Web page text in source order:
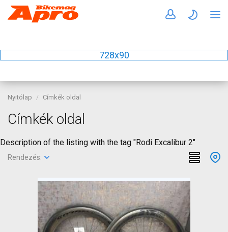
728x90
Nyitólap Címkék oldal
Címkék oldal
Description of the listing with the tag "Rodi Excalibur 2"
Rendezés: